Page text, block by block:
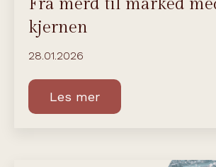
Fra merd til marked
kjernen
28.01.2026
Les mer